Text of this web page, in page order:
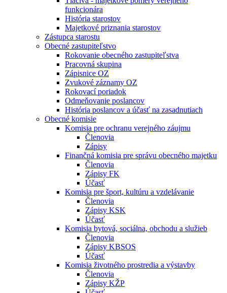
funkcionára
História starostov
Majetkové priznania starostov
Zástupca starostu
Obecné zastupiteľstvo
Rokovanie obecného zastupiteľstva
Pracovná skupina
Zápisnice OZ
Zvukové záznamy OZ
Rokovací poriadok
Odmeňovanie poslancov
História poslancov a účasť na zasadnutiach
Obecné komisie
Komisia pre ochranu verejného záujmu
Členovia
Zápisy
Finančná komisia pre správu obecného majetku
Členovia
Zápisy FK
Účasť
Komisia pre šport, kultúru a vzdelávanie
Členovia
Zápisy KSK
Účasť
Komisia bytová, sociálna, obchodu a služieb
Členovia
Zápisy KBSOS
Účasť
Komisia životného prostredia a výstavby
Členovia
Zápisy KŽP